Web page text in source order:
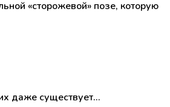
«сторожевой» позе, которую
даже существует…